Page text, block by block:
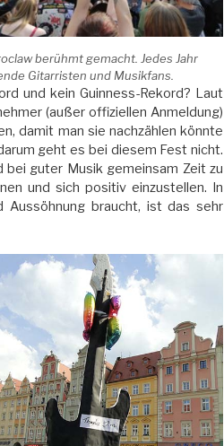
berühmt gemacht. Jedes Jahr
Gitarristen und Musikfans.
und kein Guinness-Rekord? Laut
(außer offiziellen Anmeldung)
damit man sie nachzählen könnte
geht es bei diesem Fest nicht.
guter Musik gemeinsam Zeit zu
und sich positiv einzustellen. In
braucht, ist das sehr